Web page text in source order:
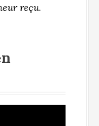
reçu.